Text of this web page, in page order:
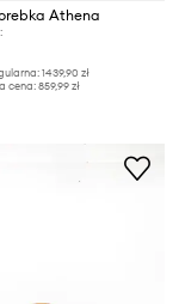
Athena
1439,90 zł
cena:859,99 zł